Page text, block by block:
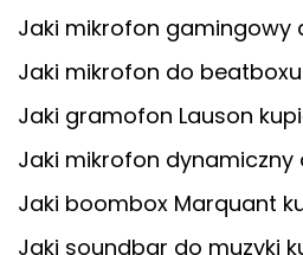
Jaki mikrofon gamingowy
Jaki mikrofon do
Jaki gramofon Lauson
Jaki mikrofon dynamiczny
Jaki boombox Marquant
Jaki soundbar do muzyki